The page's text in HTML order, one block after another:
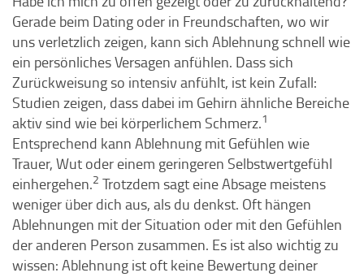
Gerade beim Dating oder in Freundschaften, wo wir
uns verletzlich zeigen, kann sich Ablehnung schnell wie
ein persönliches Versagen anfühlen. Dass sich
Zurückweisung so intensiv anfühlt, ist kein Zufall:
Studien zeigen, dass dabei im Gehirn ähnliche Bereiche
aktiv sind wie bei körperlichem Schmerz.1
Entsprechend kann Ablehnung mit Gefühlen wie
Trauer, Wut oder einem geringeren Selbstwertgefühl
einhergehen.2 Trotzdem sagt eine Absage meistens
weniger über dich aus, als du denkst. Oft hängen
Ablehnungen mit der Situation oder mit den Gefühlen
der anderen Person zusammen. Es ist also wichtig zu
wissen: Ablehnung ist oft keine Bewertung deiner